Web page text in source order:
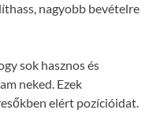
nagyobb bevételre
sok hasznos és
neked. Ezek
elért pozícióidat.